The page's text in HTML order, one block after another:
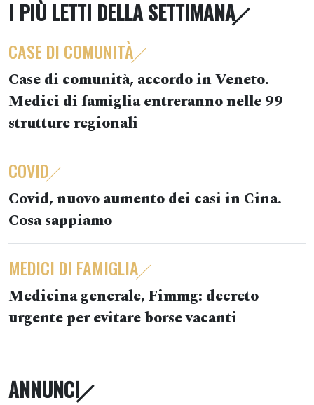
I PIÙ LETTI DELLA SETTIMANA
CASE DI COMUNITÀ
Case di comunità, accordo in Veneto.
Medici di famiglia entreranno nelle 99
strutture regionali
COVID
Covid, nuovo aumento dei casi in Cina.
Cosa sappiamo
MEDICI DI FAMIGLIA
Medicina generale, Fimmg: decreto
urgente per evitare borse vacanti
ANNUNCI